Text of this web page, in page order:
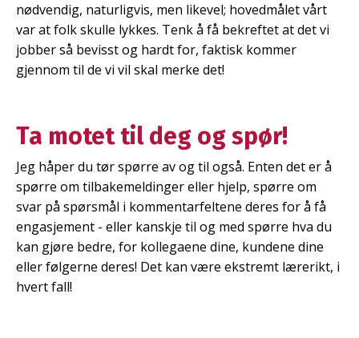
nødvendig, naturligvis, men likevel; hovedmålet vårt
var at folk skulle lykkes. Tenk å få bekreftet at det vi
jobber så bevisst og hardt for, faktisk kommer
gjennom til de vi vil skal merke det!
Ta motet til deg og spør!
Jeg håper du tør spørre av og til også. Enten det er å
spørre om tilbakemeldinger eller hjelp, spørre om
svar på spørsmål i kommentarfeltene deres for å få
engasjement - eller kanskje til og med spørre hva du
kan gjøre bedre, for kollegaene dine, kundene dine
eller følgerne deres! Det kan være ekstremt lærerikt, i
hvert fall!